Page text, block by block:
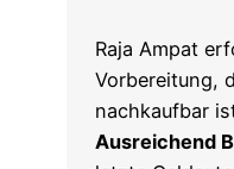
Raja Ampat
Vorbereitung,
nachkaufbar
Ausreichend